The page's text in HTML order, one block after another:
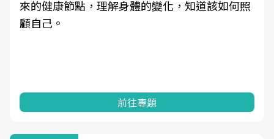
來的健康節點，理解身體的變化，知道該如何照
顧自己。
前往專題